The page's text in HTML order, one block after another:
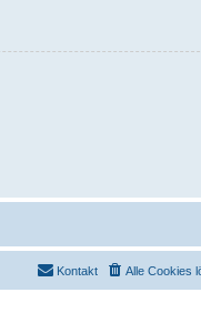
Alle Cookies
Kontakt